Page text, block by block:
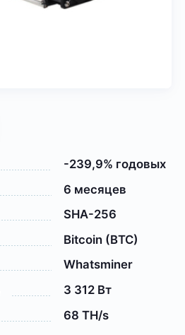
-239,9% годовых
6 месяцев
SHA-256
Bitcoin (BTC)
Whatsminer
3 312 Вт
68 TH/s